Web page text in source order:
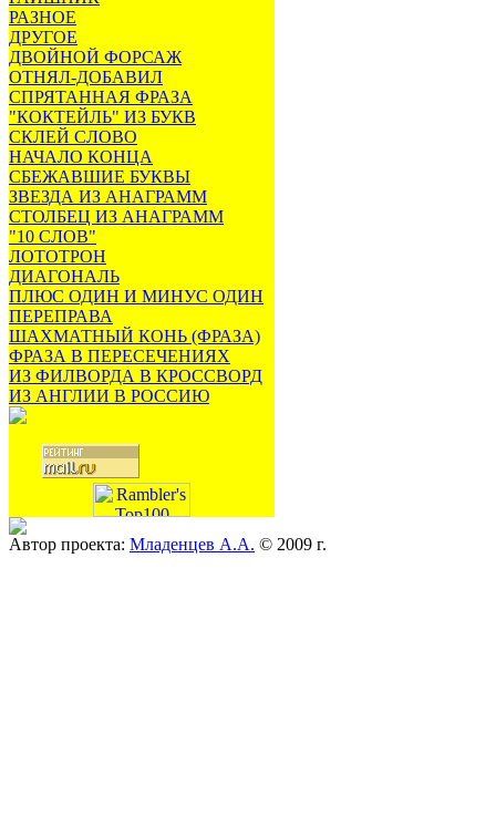
РАЗНОЕ
ДРУГОЕ
ДВОЙНОЙ ФОРСАЖ
ОТНЯЛ-ДОБАВИЛ
СПРЯТАННАЯ ФРАЗА
"КОКТЕЙЛЬ" ИЗ БУКВ
СКЛЕЙ СЛОВО
НАЧАЛО КОНЦА
СБЕЖАВШИЕ БУКВЫ
ЗВЕЗДА ИЗ АНАГРАММ
СТОЛБЕЦ ИЗ АНАГРАММ
"10 СЛОВ"
ЛОТОТРОН
ДИАГОНАЛЬ
ПЛЮС ОДИН И МИНУС ОДИН
ПЕРЕПРАВА
ШАХМАТНЫЙ КОНЬ (ФРАЗА)
ФРАЗА В ПЕРЕСЕЧЕНИЯХ
ИЗ ФИЛВОРДА В КРОССВОРД
ИЗ АНГЛИИ В РОССИЮ
Автор проекта: Младенцев А.А. © 2009 г.